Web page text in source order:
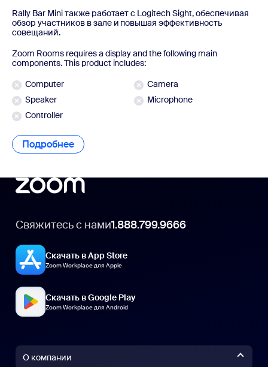
Rally Bar Mini также работает с Logitech Sight, обеспечивая
обзор участников в зале и повышая эффективность
совещаний.
Zoom Rooms requires a display and the following main
components. This product includes:
Computer
Camera
Speaker
Microphone
Controller
Подробнее Подробнее
Свяжитесь с нами1.888.799.9666
Скачать в App Store
Zoom Workplace для Apple
Скачать в Google Play
Zoom Workplace для Android
О компании